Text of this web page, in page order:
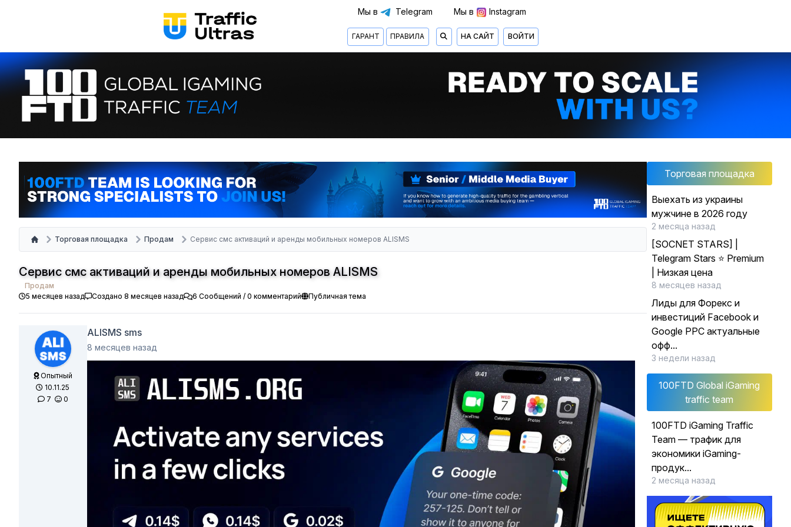
Мы в Telegram Мы в Instagram
ГАРАНТ ПРАВИЛА НА САЙТ ВОЙТИ
Торговая площадка Продам Сервис смс активаций и аренды мобильных номеров ALISMS
Сервис смс активаций и аренды мобильных номеров ALISMS
Продам
5 месяцев назад
Создано 8 месяцев назад 6 Сообщений / 0 комментарий Публичная тема
Опытный
10.11.25
7
0
ALISMS sms
8 месяцев назад
Торговая площадка
Выехать из украины
мужчине в 2026 году
2 месяца назад
[SOCNET STARS] |
Telegram Stars ⭐ Premium
| Низкая цена
8 месяцев назад
Лиды для Форекс и
инвестиций Facebook и
Google PPC актуальные
офф...
3 недели назад
100FTD Global iGaming
traffic team
100FTD iGaming Traffic
Team — трафик для
экономики iGaming-
продук...
2 месяца назад